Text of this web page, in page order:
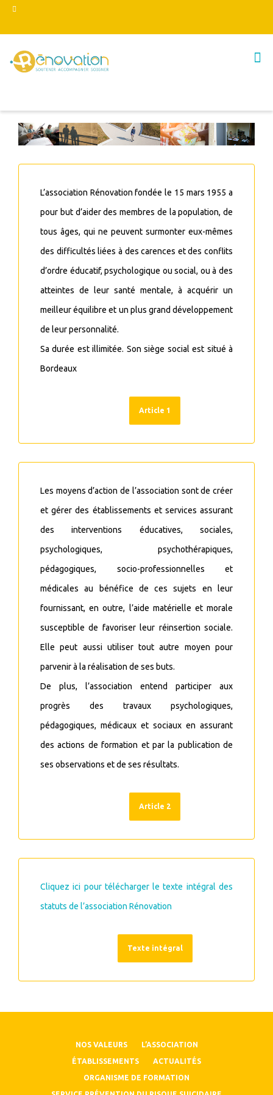
L’association Rénovation fondée le 15 mars 1955 a
pour but d’aider des membres de la population, de
tous âges, qui ne peuvent surmonter eux-mêmes
des difficultés liées à des carences et des conflits
d’ordre éducatif, psychologique ou social, ou à des
atteintes de leur santé mentale, à acquérir un
meilleur équilibre et un plus grand développement
de leur personnalité.
Sa durée est illimitée. Son siège social est situé à
Bordeaux
Article 1
Les moyens d’action de l’association sont de créer
et gérer des établissements et services assurant
des interventions éducatives, sociales,
psychologiques, psychothérapiques,
pédagogiques, socio-professionnelles et
médicales au bénéfice de ces sujets en leur
fournissant, en outre, l’aide matérielle et morale
susceptible de favoriser leur réinsertion sociale.
Elle peut aussi utiliser tout autre moyen pour
parvenir à la réalisation de ses buts.
De plus, l’association entend participer aux
progrès des travaux psychologiques,
pédagogiques, médicaux et sociaux en assurant
des actions de formation et par la publication de
ses observations et de ses résultats.
Article 2
Cliquez ici pour télécharger le texte intégral des
statuts de l’association Rénovation
Texte intégral
NOS VALEURS L’ASSOCIATION
ÉTABLISSEMENTS ACTUALITÉS
ORGANISME DE FORMATION